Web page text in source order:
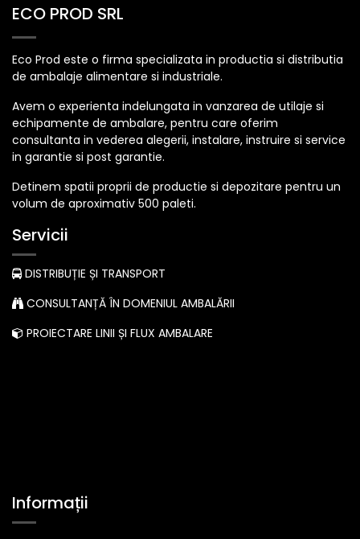
ECO PROD SRL
Eco Prod este o firma specializata in productia si distributia
de ambalaje alimentare si industriale.
Avem o experienta indelungata in vanzarea de utilaje si
echipamente de ambalare, pentru care oferim
consultanta in vederea alegerii, instalare, instruire si service
in garantie si post garantie.
Detinem spatii proprii de productie si depozitare pentru un
volum de aproximativ 500 paleti.
Servicii
DISTRIBUȚIE ȘI TRANSPORT
CONSULTANȚĂ ÎN DOMENIUL AMBALĂRII
PROIECTARE LINII ȘI FLUX AMBALARE
Informații